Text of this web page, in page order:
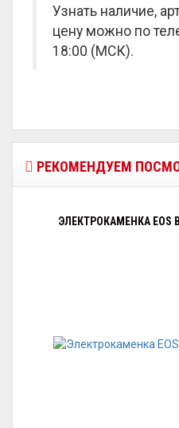
Узнать наличие,
цену можно по
18:00 (МСК).
РЕКОМЕНДУЕМ
ЭЛЕКТРОКАМЕНКА EOS